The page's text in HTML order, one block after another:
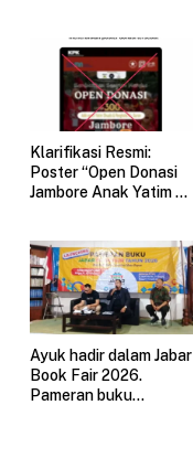
Kreatif di GAUL 2026
Klarifikasi Resmi:
Poster “Open Donasi
Jambore Anak Yatim Al
Ayuk hadir dalam Jabar
Book Fair 2026.
Pameran buku